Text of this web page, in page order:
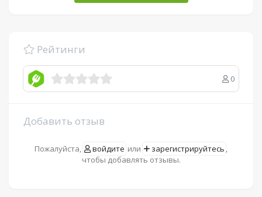
Рейтинги
0
Добавить отзыв
Пожалуйста, войдите или зарегистрируйтесь ,
чтобы добавлять отзывы.